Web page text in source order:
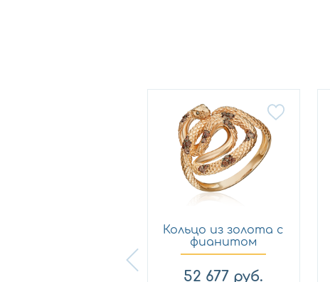
Кольцо из золота с
фианитом
Платина 0...
52 677 руб.